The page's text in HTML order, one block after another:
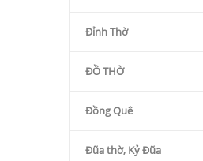
Đỉnh Thờ
ĐỒ THỜ
Đồng Quê
Đũa thờ, Kỷ Đũa